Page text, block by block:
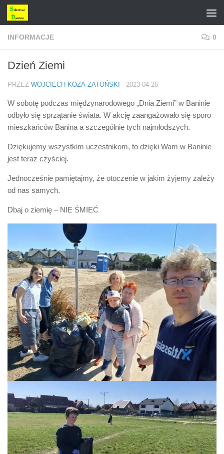
Przejdź do treści
INFORMACJE 0
Dzień Ziemi
PRZEZ WOJCIECH KOZA-ZATOŃSKI · 2023-04-26
W sobotę podczas międzynarodowego „Dnia Ziemi” w Baninie
odbyło się sprzątanie świata. W akcję zaangażowało się sporo
mieszkańców Banina a szczególnie tych najmłodszych.
Dziękujemy wszystkim uczestnikom, to dzięki Wam w Baninie
jest teraz czyściej.
Jednocześnie pamiętajmy, że otoczenie w jakim żyjemy zależy
od nas samych.
Dbaj o ziemię – NIE ŚMIEĆ